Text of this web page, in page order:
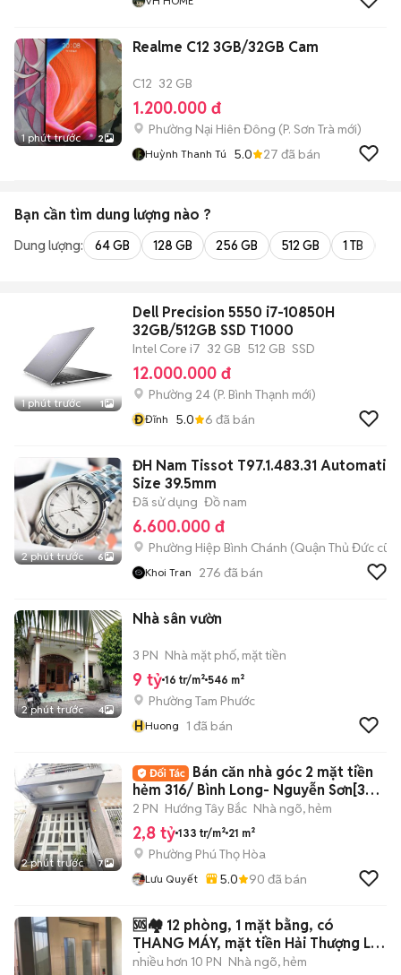
1 phút trước 2
Realme C12 3GB/32GB Cam
C12 32 GB
1.200.000 đ
Phường Nại Hiên Đông (P. Sơn Trà mới)
Huỳnh Thanh Tú 5.0 27 đã bán
Bạn cần tìm dung lượng nào ?
Dung lượng: 64 GB 128 GB 256 GB 512 GB 1 TB
1 phút trước 1
Dell Precision 5550 i7-10850H
32GB/512GB SSD T1000
Intel Core i7 32 GB 512 GB SSD
12.000.000 đ
Phường 24 (P. Bình Thạnh mới)
ĐĐĩnh 5.0 6 đã bán
2 phút trước 6
ĐH Nam Tissot T97.1.483.31 Automatic
Size 39.5mm
Đã sử dụng Đồ nam
6.600.000 đ
Phường Hiệp Bình Chánh (Quận Thủ Đức cũ)
Khoi Tran 276 đã bán
2 phút trước 4
Nhà sân vườn
3 PN Nhà mặt phố, mặt tiền
9 tỷ 16 tr/m² 546 m²
Phường Tam Phước
HHuong 1 đã bán
2 phút trước 7
Bán căn nhà góc 2 mặt tiền
hẻm 316/ Bình Long- Nguyễn Sơn[3m
x 7m]
2 PN Hướng Tây Bắc Nhà ngõ, hẻm
2,8 tỷ 133 tr/m² 21 m²
Phường Phú Thọ Hòa
Lưu Quyết 5.0 90 đã bán
🆘🏘️ 12 phòng, 1 mặt bằng, có
THANG MÁY, mặt tiền Hải Thượng Lãn
Ông.
nhiều hơn 10 PN Nhà ngõ, hẻm